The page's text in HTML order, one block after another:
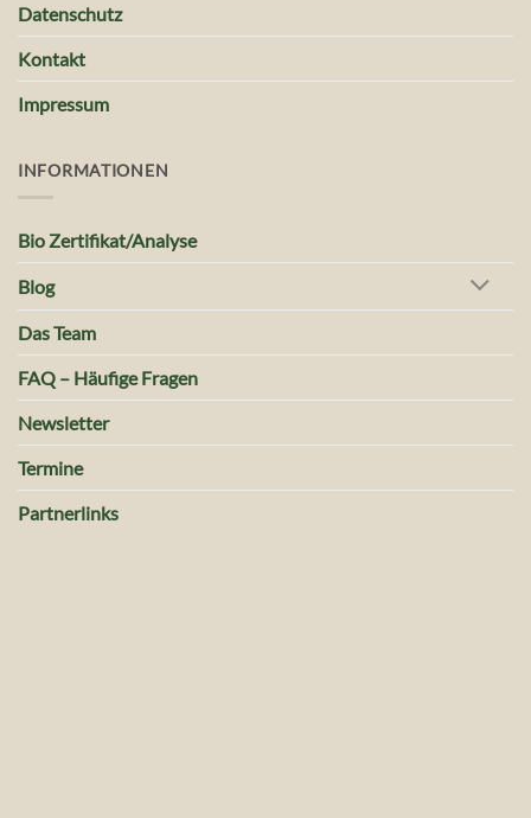
Datenschutz
Kontakt
Impressum
INFORMATIONEN
Bio Zertifikat/Analyse
Blog
Das Team
FAQ – Häufige Fragen
Newsletter
Termine
Partnerlinks